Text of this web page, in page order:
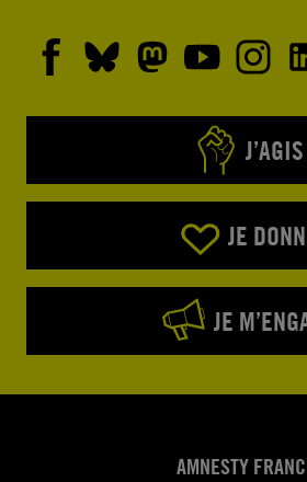
J’AGIS
JE
JE
AMNESTY